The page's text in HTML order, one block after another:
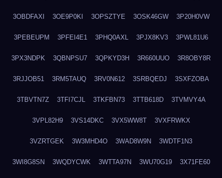
3OBDFAXI 3OE9P0KI 3OPSZTYE 3OSK46GW 3P20H0VW
3PEBEUPM 3PFEI4E1 3PHQ0AXL 3PJX8KV3 3PWL81U6
3PX3NDPK 3QBNPSU7 3QPKYD3H 3R660UUO 3R8OBY8R
3RJJOB51 3RM5TAUQ 3RV0N612 3SRBQEDJ 3SXFZOBA
3TBVTN7Z 3TFI7CJL 3TKFBN73 3TTB618D 3TVMVY4A
3VPL82H9 3VS14DKC 3VX5WW8T 3VXFRWKX
3VZRTGEK 3W3MHD4O 3WAD8W9N 3WDTF1N3
3WI8G8SN 3WQDYCWK 3WTTA97N 3WU70G19 3X71FE60